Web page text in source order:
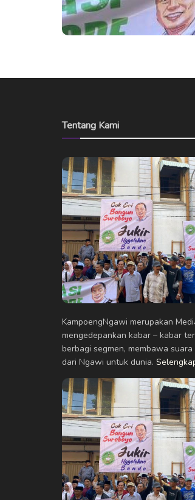
Tentang Kami
KampoengNgawi merupakan
mengedepankan kabar – kabar
berbagi segmen, membawa
dari Ngawi untuk dunia.